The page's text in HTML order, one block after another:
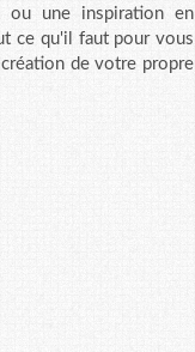
ou une inspiration en
ce qu'il faut pour vous
de votre propre